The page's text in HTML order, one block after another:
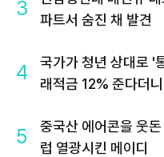
3
파트서 숨진 채 발견
4
국가가 청년 상대로 '
래적금 12% 준다더
5
중국산 에어콘을 웃
럽 열광시킨 메이디